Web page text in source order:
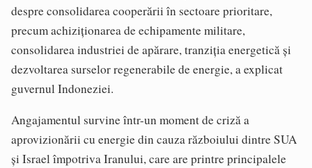
despre consolidarea cooperării în sectoare prioritare,
precum achiziţionarea de echipamente militare,
consolidarea industriei de apărare, tranziţia energetică şi
dezvoltarea surselor regenerabile de energie, a explicat
guvernul Indoneziei.
Angajamentul survine într-un moment de criză a
aprovizionării cu energie din cauza războiului dintre SUA
şi Israel împotriva Iranului, care are printre principalele